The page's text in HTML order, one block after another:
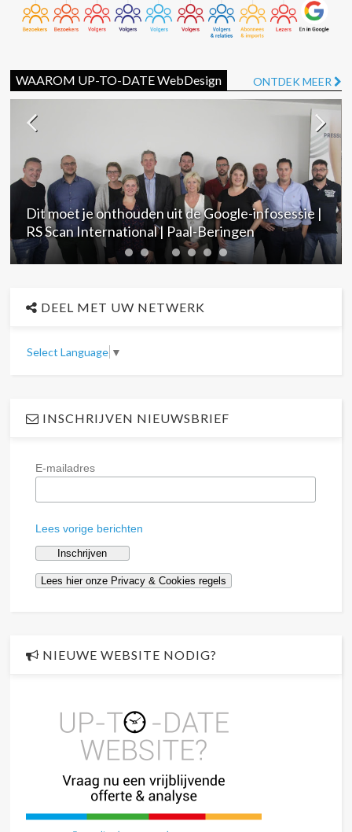
WAAROM UP-TO-DATE WebDesign ONTDEK MEER
Dit moet je onthouden uit de Google-infosessie |
RS Scan International | Paal-Beringen
DEEL MET UW NETWERK
Select Language ▼
INSCHRIJVEN NIEUWSBRIEF
E-mailadres
Lees vorige berichten
NIEUWE WEBSITE NODIG?